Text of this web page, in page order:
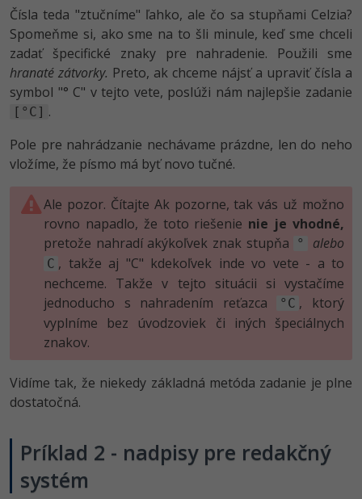
Čísla teda "ztučníme" ľahko, ale čo sa stupňami Celzia?
Spomeňme si, ako sme na to šli minule, keď sme chceli
zadať špecifické znaky pre nahradenie. Použili sme
hranaté zátvorky. Preto, ak chceme nájsť a upraviť čísla a
symbol "° C" v tejto vete, poslúži nám najlepšie zadanie
[°C] .
Pole pre nahrádzanie nechávame prázdne, len do neho
vložíme, že písmo má byť novo tučné.
Ale pozor. Čítajte Ak pozorne, tak vás už možno
rovno napadlo, že toto riešenie nie je vhodné,
pretože nahradí akýkoľvek znak stupňa
° alebo
C , takže aj "C" kdekoľvek inde vo vete - a to
nechceme. Takže v tejto situácii si vystačíme
jednoducho s nahradením reťazca
°C , ktorý
vyplníme bez úvodzoviek či iných špeciálnych
znakov.
Vidíme tak, že niekedy základná metóda zadanie je plne
dostatočná.
Príklad 2 - nadpisy pre redakčný
systém